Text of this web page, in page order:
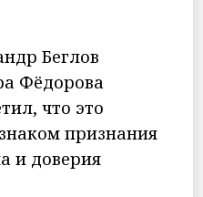
Беглов
Фёдорова
что это
признания
и доверия